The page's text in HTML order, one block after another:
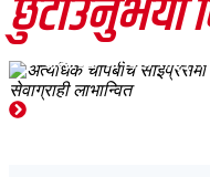
छुटाउनुभयो
नेपाली नियोग तथा संघसंस्थाहरु
अत्यधिक चापबीच